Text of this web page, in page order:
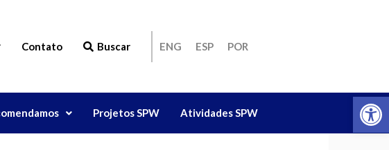
Contato Buscar ENG ESP POR
Projetos SPW Atividades SPW